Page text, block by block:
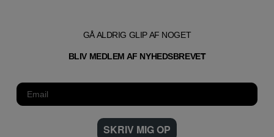
GÅ ALDRIG GLIP AF NOGET
BLIV MEDLEM AF NYHEDSBREVET
SKRIV MIG OP